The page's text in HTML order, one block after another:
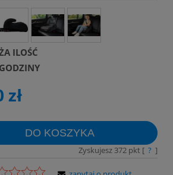
ILOŚĆ
zł
DO KOSZYKA
Zyskujesz 372 pkt [ ? ]